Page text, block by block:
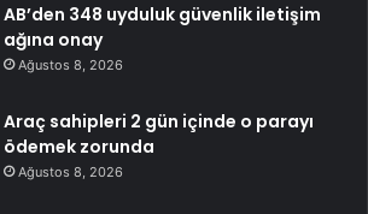
AB’den 348 uyduluk güvenlik iletişim
ağına onay
Ağustos 8, 2026
Araç sahipleri 2 gün içinde o parayı
ödemek zorunda
Ağustos 8, 2026